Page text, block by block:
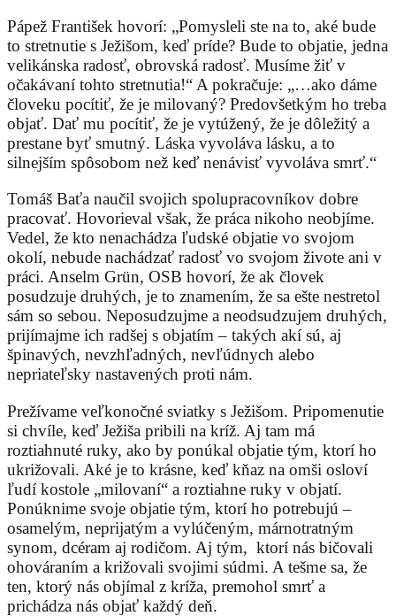
Pápež František hovorí: „Pomysleli ste na to, aké bude
to stretnutie s Ježišom, keď príde? Bude to objatie, jedna
velikánska radosť, obrovská radosť. Musíme žiť v
očakávaní tohto stretnutia!“ A pokračuje: „…ako dáme
človeku pocítiť, že je milovaný? Predovšetkým ho treba
objať. Dať mu pocítiť, že je vytúžený, že je dôležitý a
prestane byť smutný. Láska vyvoláva lásku, a to
silnejším spôsobom než keď nenávisť vyvoláva smrť.“
Tomáš Baťa naučil svojich spolupracovníkov dobre
pracovať. Hovorieval však, že práca nikoho neobjíme.
Vedel, že kto nenachádza ľudské objatie vo svojom
okolí, nebude nachádzať radosť vo svojom živote ani v
práci. Anselm Grün, OSB hovorí, že ak človek
posudzuje druhých, je to znamením, že sa ešte nestretol
sám so sebou. Neposudzujme a neodsudzujem druhých,
prijímajme ich radšej s objatím – takých akí sú, aj
špinavých, nevzhľadných, nevľúdnych alebo
nepriateľsky nastavených proti nám.
Prežívame veľkonočné sviatky s Ježišom. Pripomenutie
si chvíle, keď Ježiša pribili na kríž. Aj tam má
roztiahnuté ruky, ako by ponúkal objatie tým, ktorí ho
ukrižovali. Aké je to krásne, keď kňaz na omši osloví
ľudí kostole „milovaní“ a roztiahne ruky v objatí.
Ponúknime svoje objatie tým, ktorí ho potrebujú –
osamelým, neprijatým a vylúčeným, márnotratným
synom, dcéram aj rodičom. Aj tým, ktorí nás bičovali
ohováraním a križovali svojimi súdmi. A tešme sa, že
ten, ktorý nás objímal z kríža, premohol smrť a
prichádza nás objať každý deň.